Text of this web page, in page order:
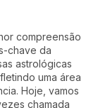
compreensão
chave da
astrológicas
uma área
Hoje, vamos
chamada